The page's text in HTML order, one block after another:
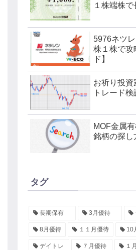
１株端株
5976ネツ
株１株で攻
ド】
お祈り投資
トレード検
MOF金属
銘柄の探し
タグ
長期保有 3月優待
8月優待 １１月優待 10
デイトレ ７月優待 １